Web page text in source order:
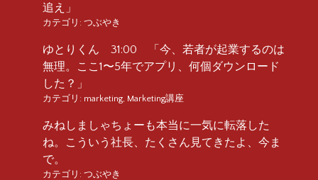
追え」
カテゴリ: つぶやき
ゆとりくん 31:00 「今、若者が起業するのは
無理。ここ1〜5年でアプリ、何個ダウンロード
した？」
カテゴリ: marketing Marketing講座
みねしましゃちょーも本当に一気に転落した
ね。こういう社長、たくさん見てきたよ、今ま
で。
カテゴリ: つぶやき